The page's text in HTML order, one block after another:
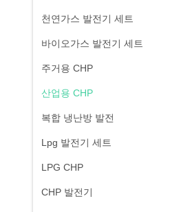
천연가스 발전기 세트
바이오가스 발전기 세트
주거용 CHP
산업용 CHP
복합 냉난방 발전
Lpg 발전기 세트
LPG CHP
CHP 발전기